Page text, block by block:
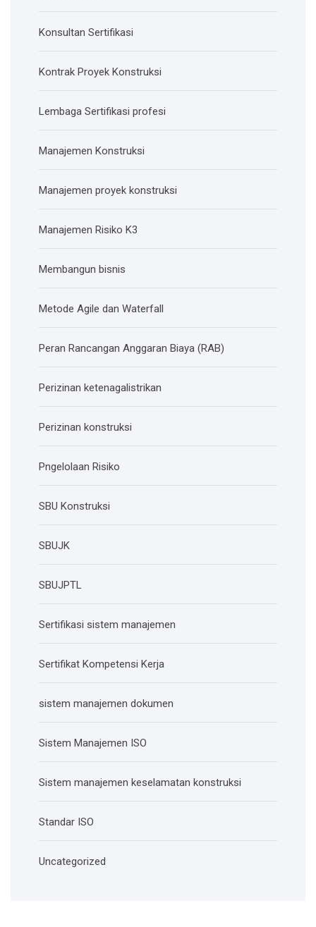
Konsultan Sertifikasi
Kontrak Proyek Konstruksi
Lembaga Sertifikasi profesi
Manajemen Konstruksi
Manajemen proyek konstruksi
Manajemen Risiko K3
Membangun bisnis
Metode Agile dan Waterfall
Peran Rancangan Anggaran Biaya (RAB)
Perizinan ketenagalistrikan
Perizinan konstruksi
Pngelolaan Risiko
SBU Konstruksi
SBUJK
SBUJPTL
Sertifikasi sistem manajemen
Sertifikat Kompetensi Kerja
sistem manajemen dokumen
Sistem Manajemen ISO
Sistem manajemen keselamatan konstruksi
Standar ISO
Uncategorized